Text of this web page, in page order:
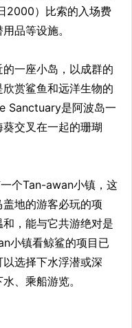
2000）比索的入场费
品等设施。
一座小岛，以成群的
赏鲨鱼和远洋生物的
Sanctuary是阿波岛一
交叉在一起的珊瑚
个Tan-awan小镇，这
地的游客必玩的项
，能与它共游绝对是
小镇看鲸鲨的项目已
选择下水浮潜或深
、乘船游览。